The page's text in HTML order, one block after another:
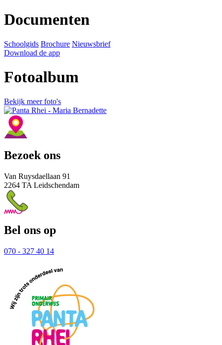
Documenten
Schoolgids Brochure Nieuwsbrief
Download de app
Fotoalbum
Bekijk meer foto's
Bezoek ons
Van Ruysdaellaan 91
2264 TA Leidschendam
Bel ons op
070 - 327 40 14